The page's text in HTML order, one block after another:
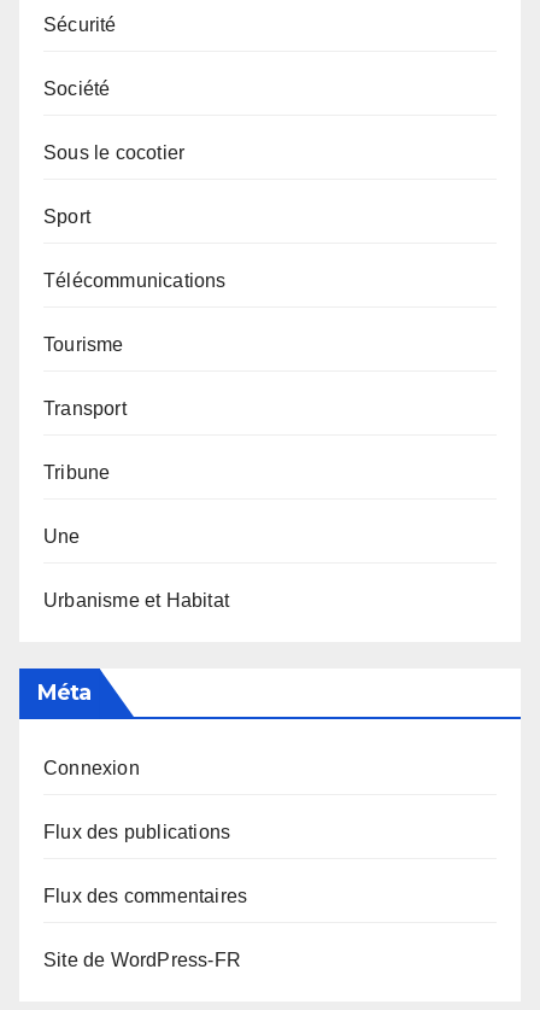
Sécurité
Société
Sous le cocotier
Sport
Télécommunications
Tourisme
Transport
Tribune
Une
Urbanisme et Habitat
Méta
Connexion
Flux des publications
Flux des commentaires
Site de WordPress-FR